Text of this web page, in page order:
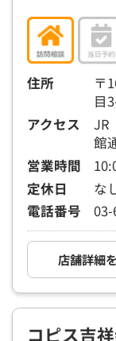
住所
〒
目
アクセス
JR
館
営業時間
定休日
な
電話番号
03-
店舗詳細
コピス吉